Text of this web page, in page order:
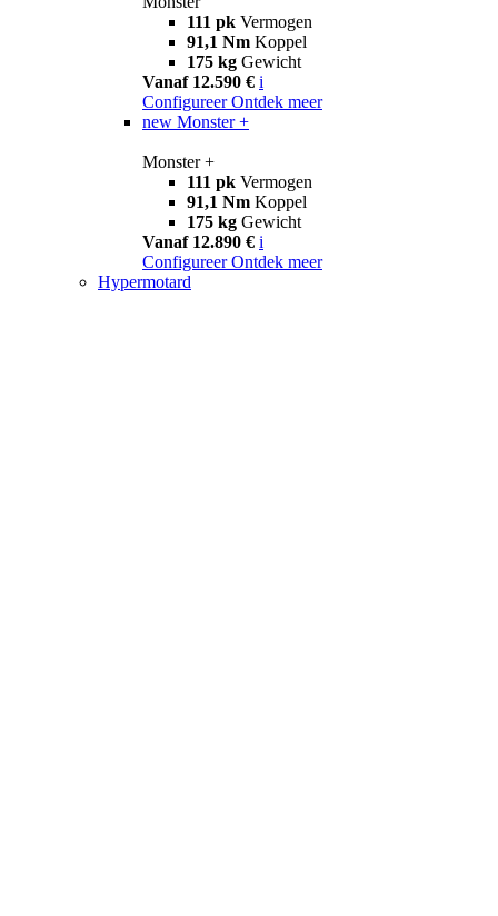
111 pk Vermogen
91,1 Nm Koppel
175 kg Gewicht
Vanaf 12.590 € i
Configureer Ontdek meer
new Monster +
Monster +
111 pk Vermogen
91,1 Nm Koppel
175 kg Gewicht
Vanaf 12.890 € i
Configureer Ontdek meer
Hypermotard